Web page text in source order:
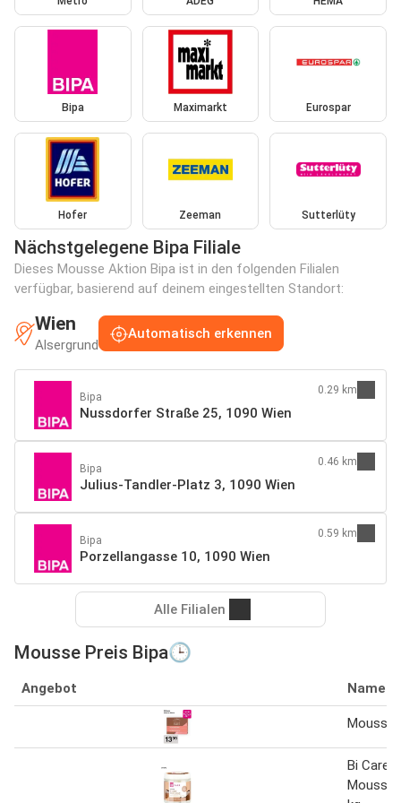
Bipa Maximarkt Eurospar
Hofer Zeeman Sutterlüty
Nächstgelegene Bipa Filiale
Dieses Mousse Aktion Bipa ist in den folgenden Filialen
verfügbar, basierend auf deinem eingestellten Standort:
Wien
Alsergrund
Automatisch erkennen
Bipa
Nussdorfer Straße 25, 1090 Wien
0.29 km
Bipa
Julius-Tandler-Platz 3, 1090 Wien
0.46 km
Bipa
Porzellangasse 10, 1090 Wien
0.59 km
Alle Filialen
Mousse Preis Bipa🕒
Angebot Name
Mousse
Bi Care
Mousse